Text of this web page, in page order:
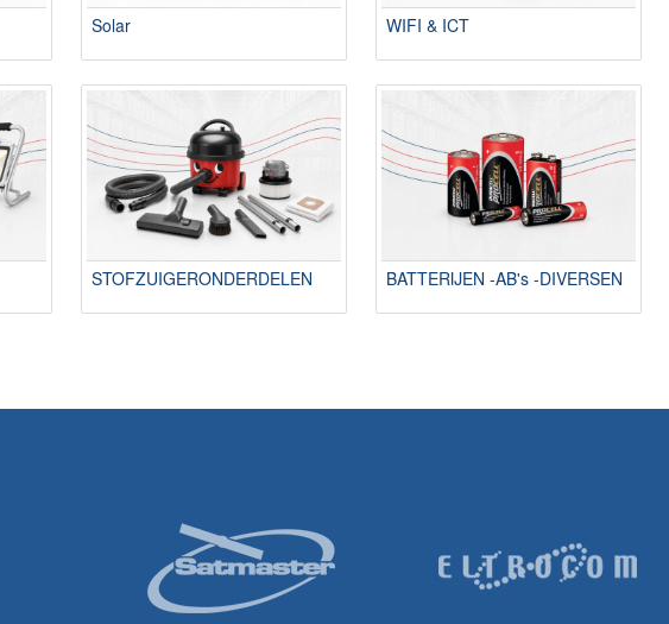
Solar WIFI & ICT
STOFZUIGERONDERDELEN BATTERIJEN -AB's -DIVERSEN